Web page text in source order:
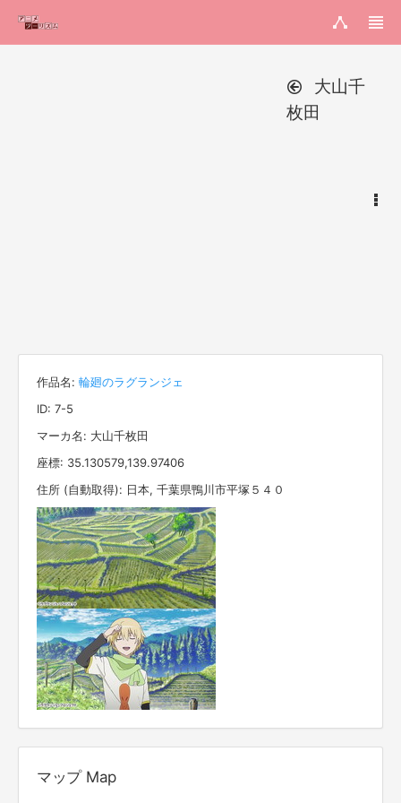
大山千
枚田
作品名: 輪廻のラグランジェ
ID: 7-5
マーカ名: 大山千枚田
座標: 35.130579,139.97406
住所 (自動取得): 日本, 千葉県鴨川市平塚５４０
マップ Map